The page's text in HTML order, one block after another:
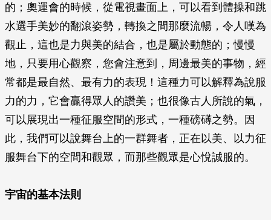
的；奧運會的時候，從電視畫面上，可以看到體操和跳
水選手美妙的翻滾姿勢，轉換之間那麼流暢，令人嘆為
觀止，這也是力與美的結合，也是屬於動態的；慢慢
地，只要用心觀察，您會注意到，周邊最美的事物，經
常都是最自然、最有力的表現！這種力可以解釋為說服
力的力，它會贏得眾人的讚美；也很像古人所說的氣，
可以展現出一種征服空間的形式，一種磅礡之勢。因
此，我們可以說舞台上的一群舞者，正在以美、以力征
服舞台下的空間和觀眾，而那些觀眾是心悅誠服的。
宇宙的基本法則